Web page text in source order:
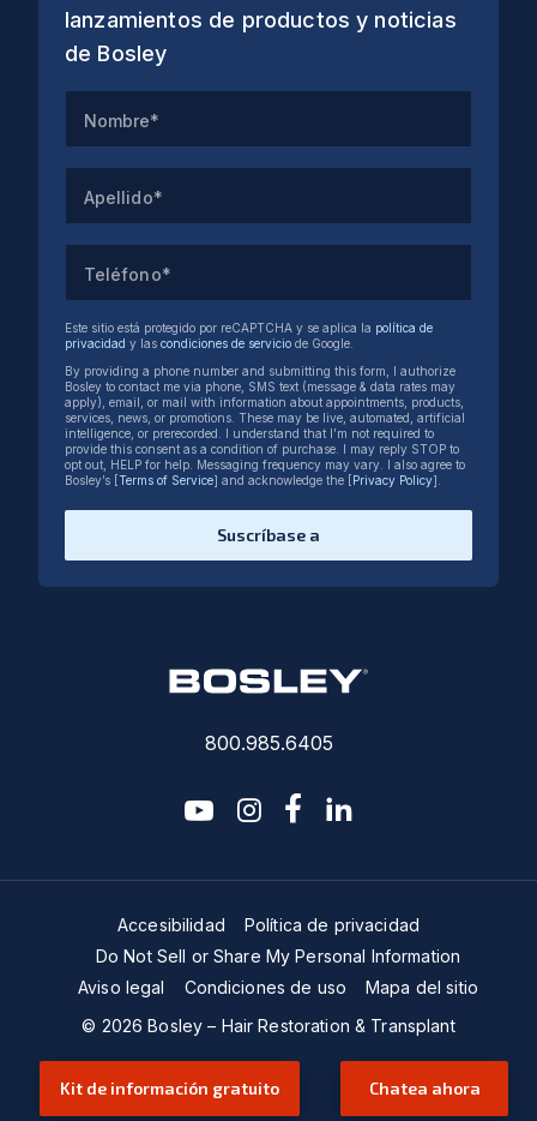
lanzamientos de productos y noticias
de Bosley
Nombre*
Apellido*
Teléfono*
Este sitio está protegido por reCAPTCHA y se aplica la política de
privacidad y las condiciones de servicio de Google.
By providing a phone number and submitting this form, I authorize
Bosley to contact me via phone, SMS text (message & data rates may
apply), email, or mail with information about appointments, products,
services, news, or promotions. These may be live, automated, artificial
intelligence, or prerecorded. I understand that I’m not required to
provide this consent as a condition of purchase. I may reply STOP to
opt out, HELP for help. Messaging frequency may vary. I also agree to
Bosley’s [Terms of Service] and acknowledge the [Privacy Policy].
Suscríbase a
800.985.6405
youtubeinstagram
facebook-f
linkedin2
© 2026 Bosley – Hair Restoration & Transplant
Accesibilidad
Política de privacidad
Do Not Sell or Share My Personal Information
Aviso legal
Condiciones de uso Mapa del sitio
Kit de información gratuito Chatea ahora